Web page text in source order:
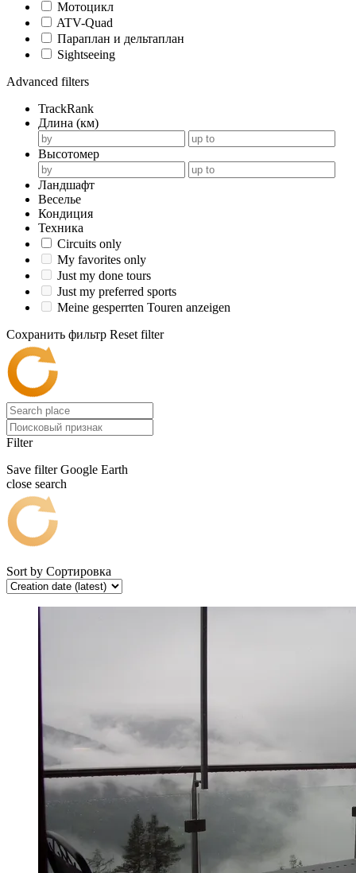
Мотоцикл
ATV-Quad
Параплан и дельтаплан
Sightseeing
Advanced filters
TrackRank
Длина (км)
Высотомер
Ландшафт
Веселье
Кондиция
Техника
Circuits only
My favorites only
Just my done tours
Just my preferred sports
Meine gesperrten Touren anzeigen
Сохранить фильтр Reset filter
Filter
Save filter Google Earth
close search
Sort by Сортировка